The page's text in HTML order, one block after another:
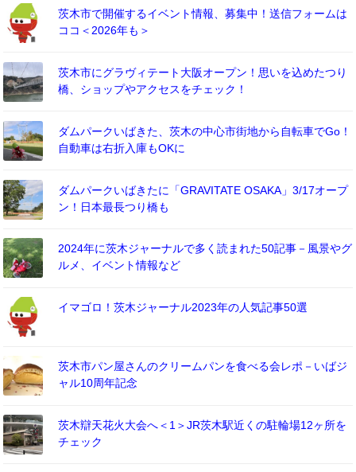
茨木市で開催するイベント情報、募集中！送信フォームは
ココ＜2026年も＞
茨木市にグラヴィテート大阪オープン！思いを込めたつり
橋、ショップやアクセスをチェック！
ダムパークいばきた、茨木の中心市街地から自転車でGo！
自動車は右折入庫もOKに
ダムパークいばきたに「GRAVITATE OSAKA」3/17オープ
ン！日本最長つり橋も
2024年に茨木ジャーナルで多く読まれた50記事－風景やグ
ルメ、イベント情報など
イマゴロ！茨木ジャーナル2023年の人気記事50選
茨木市パン屋さんのクリームパンを食べる会レポ－いばジ
ャル10周年記念
茨木辯天花火大会へ＜1＞JR茨木駅近くの駐輪場12ヶ所を
チェック